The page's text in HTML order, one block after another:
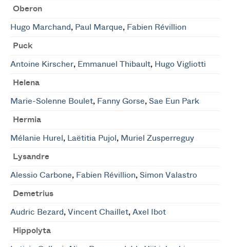
Oberon
Hugo Marchand, Paul Marque, Fabien Révillion
Puck
Antoine Kirscher, Emmanuel Thibault, Hugo Vigliotti
Helena
Marie-Solenne Boulet, Fanny Gorse, Sae Eun Park
Hermia
Mélanie Hurel , Laëtitia Pujol , Muriel Zusperreguy
Lysandre
Alessio Carbone, Fabien Révillion, Simon Valastro
Demetrius
Audric Bezard, Vincent Chaillet, Axel Ibot
Hippolyta